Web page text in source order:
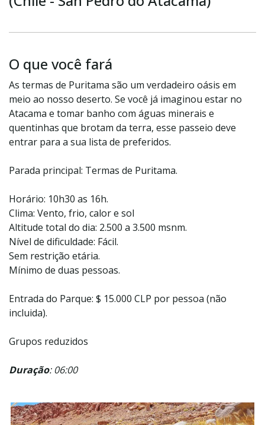
O que você fará
As termas de Puritama são um verdadeiro oásis em
meio ao nosso deserto. Se você já imaginou estar no
Atacama e tomar banho com águas minerais e
quentinhas que brotam da terra, esse passeio deve
entrar para a sua lista de preferidos.
Parada principal: Termas de Puritama.
Horário: 10h30 as 16h.
Clima: Vento, frio, calor e sol
Altitude total do dia: 2.500 a 3.500 msnm.
Nível de dificuldade: Fácil.
Sem restrição etária.
Mínimo de duas pessoas.
Entrada do Parque: $ 15.000 CLP por pessoa (não
incluida).
Grupos reduzidos
Duração: 06:00